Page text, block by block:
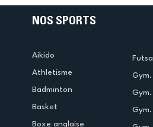
NOS SPORTS
Aikido
Athletisme
Badminton
Basket
Boxe anglaise